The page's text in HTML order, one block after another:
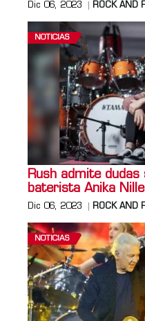
Dic 06, 2023 ROCK AND
NOTICIAS
Rush admite dudas
baterista Anika
Dic 06, 2023 ROCK AND
NOTICIAS